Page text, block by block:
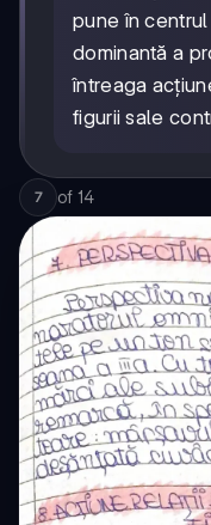
pune în
dominantă a
întreaga
figurii sale
7 of 14